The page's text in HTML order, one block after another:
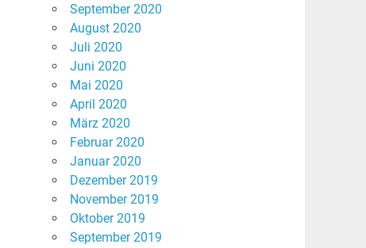
September 2020
August 2020
Juli 2020
Juni 2020
Mai 2020
April 2020
März 2020
Februar 2020
Januar 2020
Dezember 2019
November 2019
Oktober 2019
September 2019